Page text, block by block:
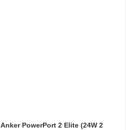
Anker PowerPort 2 Elite (24W 2